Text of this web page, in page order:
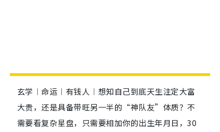
玄学︱命运︱有钱人︱想知自己到底天生注定大富
大贵，还是具备带旺另一半的“神队友”体质？不
需要看复杂星盘，只需要相加你的出生年月日，30